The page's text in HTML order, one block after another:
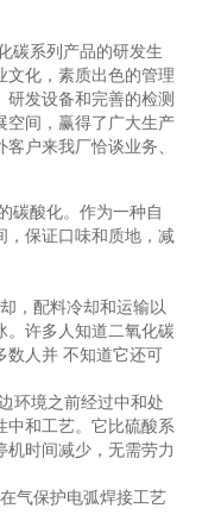
碳系列产品的研发生
文化，素质出色的管理
研发设备和完善的检测
空间，赢得了广大生产
户来我厂恰谈业务、
碳酸化。作为一种自
，保证口味和质地，减
，配料冷却和运输以
。许多人知道二氧化碳
数人并 不知道它还可
环境之前经过中和处
中和工艺。它比硫酸系
机时间减少，无需劳力
气保护电弧焊接工艺